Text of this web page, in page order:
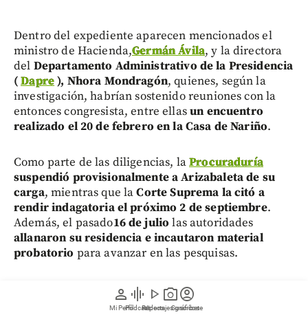
person
Mi Perfil
graphic_eq
Pódcast
play_arrow
Videos
photo_camera
Reportajes gráficos
account_circle
Suscríbete
Dentro del expediente aparecen mencionados el
ministro de Hacienda,Germán Ávila, y la directora
del Departamento Administrativo de la Presidencia
(Dapre), Nhora Mondragón, quienes, según la
investigación, habrían sostenido reuniones con la
entonces congresista, entre ellasun encuentro
realizado el 20 de febrero en la Casa de Nariño.
Como parte de las diligencias, laProcuraduría
suspendió provisionalmente a Arizabaleta de su
carga, mientras que laCorte Suprema la citó a
rendir indagatoria el próximo 2 de septiembre.
Además, el pasado16 de julio las autoridades
allanaron su residencia e incautaron material
probatorio para avanzar en las pesquisas.
Corte Suprema abrió investigación a
la excongresista Gloria Arizabaleta, quien intentó